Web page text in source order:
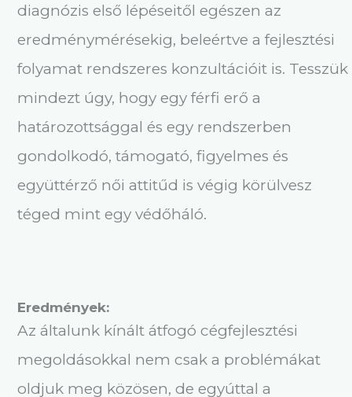
diagnózis első lépéseitől egészen az
eredménymérésekig, beleértve a fejlesztési
folyamat rendszeres konzultációit is. Tesszük
mindezt úgy, hogy egy férfi erő a
határozottsággal és egy rendszerben
gondolkodó, támogató, figyelmes és
együttérző női attitűd is végig körülvesz
téged mint egy védőháló.
Eredmények:
Az általunk kínált átfogó cégfejlesztési
megoldásokkal nem csak a problémákat
oldjuk meg közösen, de egyúttal a